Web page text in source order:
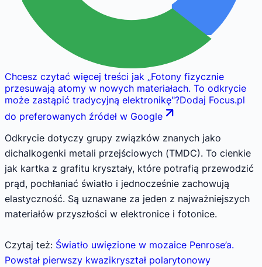
Chcesz czytać więcej treści jak „Fotony fizycznie
przesuwają atomy w nowych materiałach. To odkrycie
może zastąpić tradycyjną elektronikę"?Dodaj Focus.pl
do preferowanych źródeł w Google
Odkrycie dotyczy grupy związków znanych jako
dichalkogenki metali przejściowych (TMDC). To cienkie
jak kartka z grafitu kryształy, które potrafią przewodzić
prąd, pochłaniać światło i jednocześnie zachowują
elastyczność. Są uznawane za jeden z najważniejszych
materiałów przyszłości w elektronice i fotonice.
Czytaj też: Światło uwięzione w mozaice Penrose’a.
Powstał pierwszy kwazikryształ polarytonowy